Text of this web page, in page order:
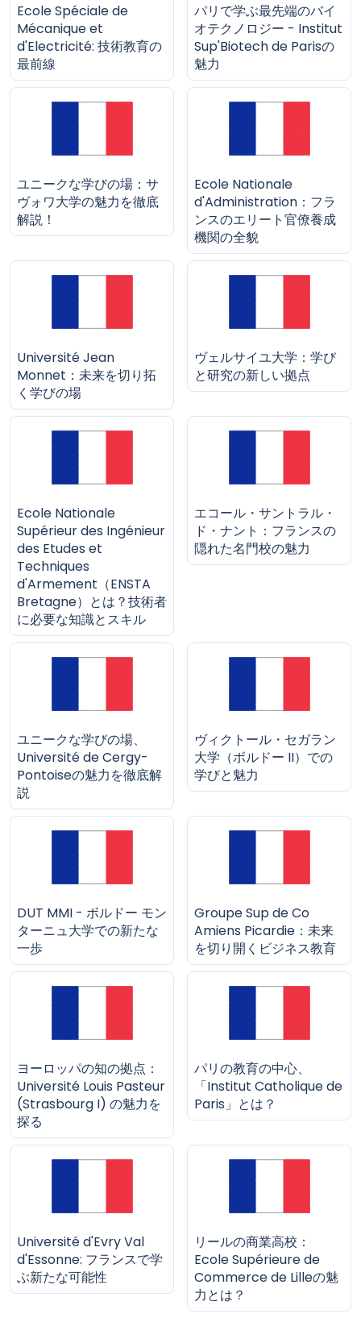
Ecole Spéciale de
Mécanique et
d'Electricité: 技術教育の
最前線
パリで学ぶ最先端のバイ
オテクノロジー - Institut
Sup'Biotech de Parisの
魅力
ユニークな学びの場：サ
ヴォワ大学の魅力を徹底
解説！
Ecole Nationale
d'Administration：フラ
ンスのエリート官僚養成
機関の全貌
Université Jean
Monnet：未来を切り拓
く学びの場
ヴェルサイユ大学：学び
と研究の新しい拠点
Ecole Nationale
Supérieur des Ingénieur
des Etudes et
Techniques
d'Armement（ENSTA
Bretagne）とは？技術者
に必要な知識とスキル
エコール・サントラル・
ド・ナント：フランスの
隠れた名門校の魅力
ユニークな学びの場、
Université de Cergy-
Pontoiseの魅力を徹底解
説
ヴィクトール・セガラン
大学（ボルドー II）での
学びと魅力
DUT MMI - ボルドー モン
ターニュ大学での新たな
一歩
Groupe Sup de Co
Amiens Picardie：未来
を切り開くビジネス教育
ヨーロッパの知の拠点：
Université Louis Pasteur
(Strasbourg I) の魅力を
探る
パリの教育の中心、
「Institut Catholique de
Paris」とは？
Université d'Evry Val
d'Essonne: フランスで学
ぶ新たな可能性
リールの商業高校：
Ecole Supérieure de
Commerce de Lilleの魅
力とは？